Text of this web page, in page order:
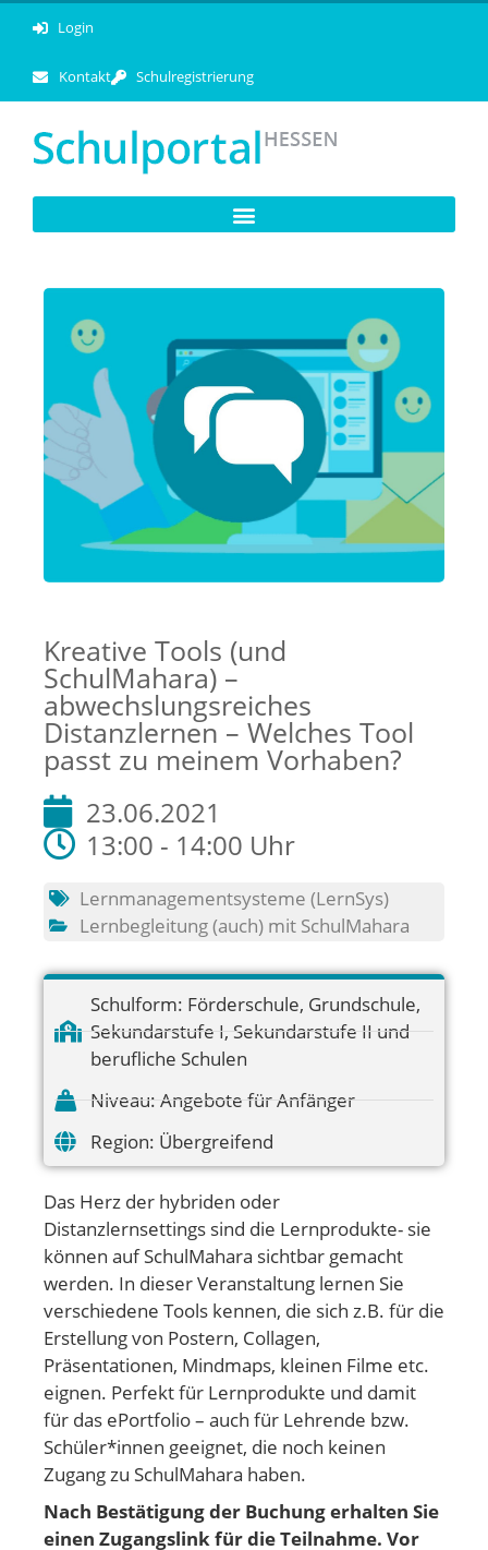
Login
Kontakt Schulregistrierung
Kreative Tools (und
SchulMahara) –
abwechslungsreiches
Distanzlernen – Welches Tool
passt zu meinem Vorhaben?
23.06.2021
13:00 - 14:00 Uhr
Lernmanagementsysteme (LernSys)
Lernbegleitung (auch) mit SchulMahara
Schulform: Förderschule, Grundschule,
Sekundarstufe I, Sekundarstufe II und
berufliche Schulen
Niveau: Angebote für Anfänger
Region: Übergreifend
Das Herz der hybriden oder
Distanzlernsettings sind die Lernprodukte- sie
können auf SchulMahara sichtbar gemacht
werden. In dieser Veranstaltung lernen Sie
verschiedene Tools kennen, die sich z.B. für die
Erstellung von Postern, Collagen,
Präsentationen, Mindmaps, kleinen Filme etc.
eignen. Perfekt für Lernprodukte und damit
für das ePortfolio – auch für Lehrende bzw.
Schüler*innen geeignet, die noch keinen
Zugang zu SchulMahara haben.
Nach Bestätigung der Buchung erhalten Sie
einen Zugangslink für die Teilnahme. Vor